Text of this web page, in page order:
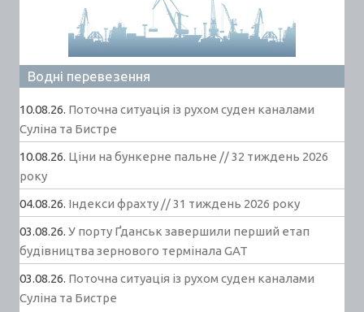
Водні перевезення
10.08.26. Поточна ситуація із рухом суден каналами
Суліна та Бистре
10.08.26. Ціни на бункерне пальне // 32 тиждень 2026
року
04.08.26. Індекси фрахту // 31 тиждень 2026 року
03.08.26. У порту Ґданськ завершили перший етап
будівництва зернового термінала GAT
03.08.26. Поточна ситуація із рухом суден каналами
Суліна та Бистре